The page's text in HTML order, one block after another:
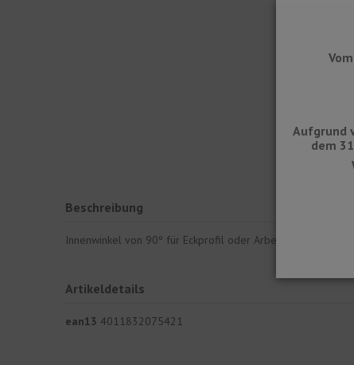
Beschreibung
Innenwinkel von 90º für Eckprofil oder Arbeitsplattenschutz
Artikeldetails
ean13 4011832075421
Aufgrund
dem